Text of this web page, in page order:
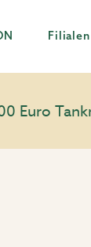
Filialen
Euro